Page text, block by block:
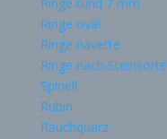
Ringe rund 7 mm
Ringe oval
Ringe navette
Ringe nach Steinsorte
Spinell
Rubin
Rauchquarz